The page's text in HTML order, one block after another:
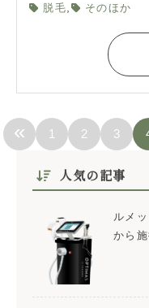
脱毛, そのほか
« 1 2 3
人気の記事
ルメ
から